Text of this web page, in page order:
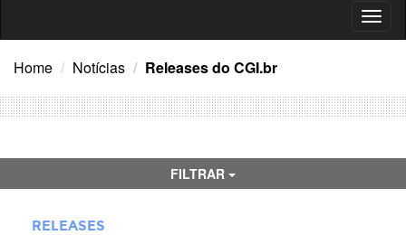
Home Notícias Releases do CGI.br
FILTRAR
RELEASES